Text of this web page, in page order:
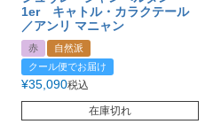
1er キャトル・カラクテール
／アンリ マニャン
赤
自然派
クール便でお届け
¥35,090税込
在庫切れ